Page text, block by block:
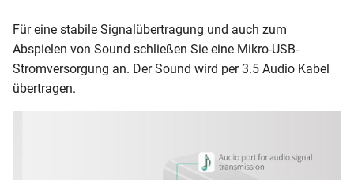
Für eine stabile Signalübertragung und auch zum
Abspielen von Sound schließen Sie eine Mikro-USB-
Stromversorgung an. Der Sound wird per 3.5 Audio Kabel
übertragen.